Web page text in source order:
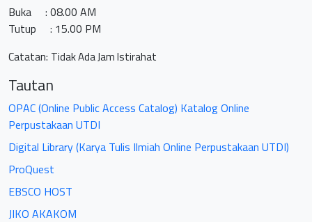
Buka : 08.00 AM
Tutup : 15.00 PM
Catatan: Tidak Ada Jam Istirahat
Tautan
OPAC (Online Public Access Catalog) Katalog Online
Perpustakaan UTDI
Digital Library (Karya Tulis Ilmiah Online Perpustakaan UTDI)
ProQuest
EBSCO HOST
JIKO AKAKOM